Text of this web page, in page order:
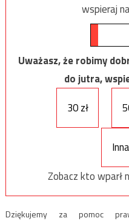
wspieraj
Uważasz, że robimy
do jutra,
30 zł
Zobacz kto wparł
Dziękujemy za pomoc